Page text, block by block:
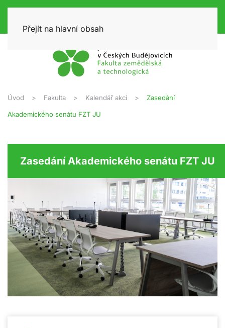
Přejít na hlavní obsah
Úvod Fakulta Kalendář akcí Zasedání
Akademického senátu FZT JU
Zasedání Akademického senátu FZT JU